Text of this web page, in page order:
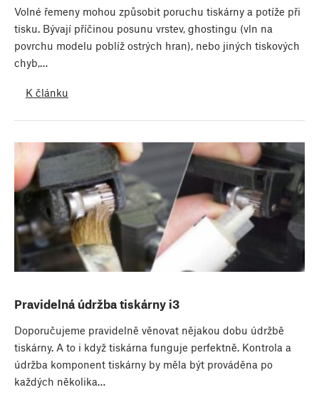
Volné řemeny mohou způsobit poruchu tiskárny a potíže při
tisku. Bývají příčinou posunu vrstev, ghostingu (vln na
povrchu modelu poblíž ostrých hran), nebo jiných tiskových
chyb,…
K článku
Pravidelná údržba tiskárny i3
Doporučujeme pravidelně věnovat nějakou dobu údržbě
tiskárny. A to i když tiskárna funguje perfektně. Kontrola a
údržba komponent tiskárny by měla být prováděna po
každých několika…